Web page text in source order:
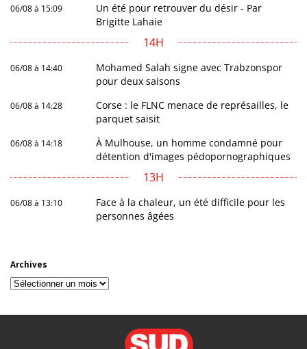
06/08 à 15:09
Un été pour retrouver du désir - Par
Brigitte Lahaie
14H
06/08 à 14:40
Mohamed Salah signe avec Trabzonspor
pour deux saisons
06/08 à 14:28
Corse : le FLNC menace de représailles, le
parquet saisit
06/08 à 14:18
À Mulhouse, un homme condamné pour
détention d'images pédopornographiques
13H
06/08 à 13:10
Face à la chaleur, un été difficile pour les
personnes âgées
Archives
Archives